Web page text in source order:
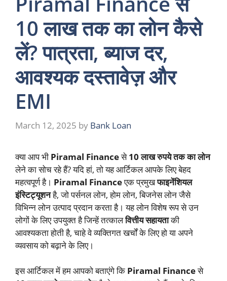
10 लाख तक का लोन कैसे
लें? पात्रता, ब्याज दर,
आवश्यक दस्तावेज़ और
EMI
March 12, 2025 by Bank Loan
क्या आप भी Piramal Financeसे10 लाख रुपये तक का लोन
लेने का सोच रहे हैं? यदि हां, तो यह आर्टिकल आपके लिए बेहद
महत्वपूर्ण है। Piramal Financeएक प्रमुखफाइनेंशियल
इंस्टिट्यूशनहै, जो पर्सनल लोन, होम लोन, बिजनेस लोन जैसे
विभिन्न लोन उत्पाद प्रदान करता है। यह लोन विशेष रूप से उन
लोगों के लिए उपयुक्त है जिन्हें तत्कालवित्तीय सहायताकी
आवश्यकता होती है, चाहे वे व्यक्तिगत खर्चों के लिए हो या अपने
व्यवसाय को बढ़ाने के लिए।
इस आर्टिकल में हम आपको बताएंगे कि Piramal Financeसे